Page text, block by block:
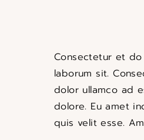
Consectetur et
laborum sit.
dolor ullamco ad
dolore. Eu amet
quis velit esse.